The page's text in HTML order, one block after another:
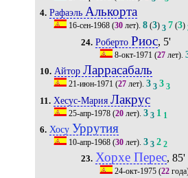
4. РафаэльАлькорта
16-сен-1968 (30 лет).8 (3) 3 7 (3)
24. Роберто Риос, 5'
8-окт-1971 (27лет).
10. АйторЛаррасабаль
21-июн-1971 (27 лет).3 3 3 3
11. Хесус-МарияЛакрус
25-апр-1978 (20 лет).3 3 1 1
6. Хосу Уррутия
10-апр-1968 (30 лет).3 3 2 2
23. Хорхе Перес, 85'
24-окт-1975(22